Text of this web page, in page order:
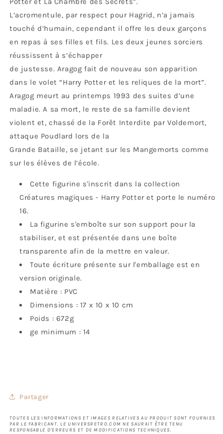
L’acromentule, par respect pour Hagrid, n’a jamais
touché d’humain, cependant il offre les deux garçons
en repas à ses filles et fils. Les deux jeunes sorciers
réussissent à s’échapper
de justesse. Aragog fait de nouveau son apparition
dans le volet “Harry Potter et les reliques de la mort”.
Aragog meurt au printemps 1993 des suites d’une
maladie. A sa mort, le reste de sa famille devient
violent et, chassé de la Forêt Interdite par Voldemort,
attaque Poudlard lors de la
Grande Bataille, se jetant sur les Mangemorts comme
sur les élèves de l’école.
Cette figurine s'inscrit dans la collection
Créatures magiques - Harry Potter et porte le numéro
16.
La figurine s'emboîte sur son support pour la
stabiliser, et est présentée dans une boîte
transparente afin de la mettre en valeur.
Toute écriture présente sur l'emballage est en
version originale.
Matière : PVC
Dimensions : 17 x 10 x 10 cm
Poids : 672g
ge minimum : 14
Partager
TOUTES LES INFORMATIONS ET IMAGES RELATIVES AU PRODUIT SONT FOURNIES
PAR LE FABRICANT. LE UNIVERSRETRO.COM NE SAURAIT ÊTRE TENU
RESPONSABLE D'ERREURS ET DE MODIFICATIONS TECHNIQUES.